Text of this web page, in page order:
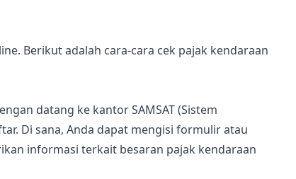
Berikut adalah cara-cara cek pajak kendaraan
datang ke kantor SAMSAT (Sistem
Di sana, Anda dapat mengisi formulir atau
informasi terkait besaran pajak kendaraan